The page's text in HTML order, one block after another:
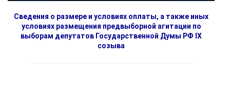
Сведения о размере и условиях оплаты, а также иных
условиях размещения предвыборной агитации по
выборам депутатов Государственной Думы РФ IX
созыва